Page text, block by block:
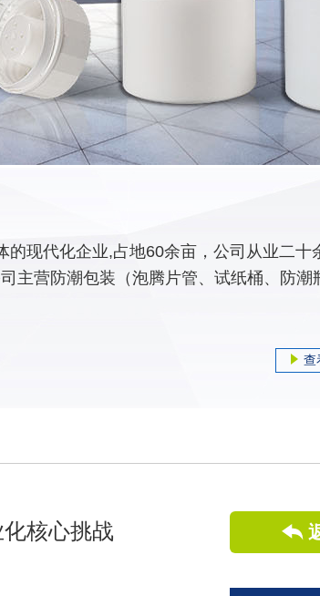
现代化企业,占地60余亩，公司从业二十
主营防潮包装（泡腾片管、试纸桶、防潮
查
核心挑战